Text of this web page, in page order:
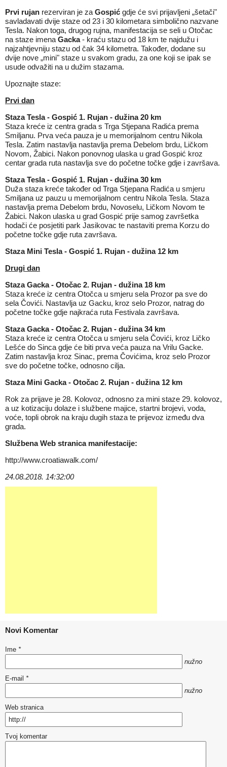
Prvi rujan rezerviran je za Gospić gdje će svi prijavljeni „šetači"
savladavati dvije staze od 23 i 30 kilometara simbolično nazvane
Tesla. Nakon toga, drugog rujna, manifestacija se seli u Otočac
na staze imena Gacka- kraću stazu od 18 km te najdužu i
najzahtjevniju stazu od čak 34 kilometra. Također, dodane su
dvije nove „mini" staze u svakom gradu, za one koji se ipak se
usude odvažiti na u dužim stazama.
Upoznajte staze:
Prvi dan
Staza Tesla - Gospić 1. Rujan - dužina 20 km
Staza kreće iz centra grada s Trga Stjepana Radića prema
Smiljanu. Prva veća pauza je u memorijalnom centru Nikola
Tesla. Zatim nastavlja nastavlja prema Debelom brdu, Ličkom
Novom, Žabici. Nakon ponovnog ulaska u grad Gospić kroz
centar grada ruta nastavlja sve do početne točke gdje i završava.
Staza Tesla - Gospić 1. Rujan - dužina 30 km
Duža staza kreće također od Trga Stjepana Radića u smjeru
Smiljana uz pauzu u memorijalnom centru Nikola Tesla. Staza
nastavlja prema Debelom brdu, Novoselu, Ličkom Novom te
Žabici. Nakon ulaska u grad Gospić prije samog završetka
hodači će posjetiti park Jasikovac te nastaviti prema Korzu do
početne točke gdje ruta završava.
Staza Mini Tesla - Gospić 1. Rujan - dužina 12 km
Drugi dan
Staza Gacka - Otočac 2. Rujan - dužina 18 km
Staza kreće iz centra Otočca u smjeru sela Prozor pa sve do
sela Čovići. Nastavlja uz Gacku, kroz selo Prozor, natrag do
početne točke gdje najkraća ruta Festivala završava.
Staza Gacka - Otočac 2. Rujan - dužina 34 km
Staza kreće iz centra Otočca u smjeru sela Čovići, kroz Ličko
Lešće do Sinca gdje će biti prva veća pauza na Vrilu Gacke.
Zatim nastavlja kroz Sinac, prema Čovićima, kroz selo Prozor
sve do početne točke, odnosno cilja.
Staza Mini Gacka - Otočac 2. Rujan - dužina 12 km
Rok za prijave je 28. Kolovoz, odnosno za mini staze 29. kolovoz,
a uz kotizaciju dolaze i službene majice, startni brojevi, voda,
voće, topli obrok na kraju dugih staza te prijevoz između dva
grada.
Službena Web stranica manifestacije:
http://www.croatiawalk.com/
24.08.2018. 14:32:00
Novi Komentar
Ime *
nužno
E-mail *
nužno
Web stranica
Tvoj komentar